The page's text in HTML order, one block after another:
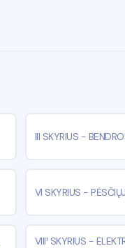
III SKYRIUS -
VI SKYRIUS -
VIII¹ SKYRIUS -